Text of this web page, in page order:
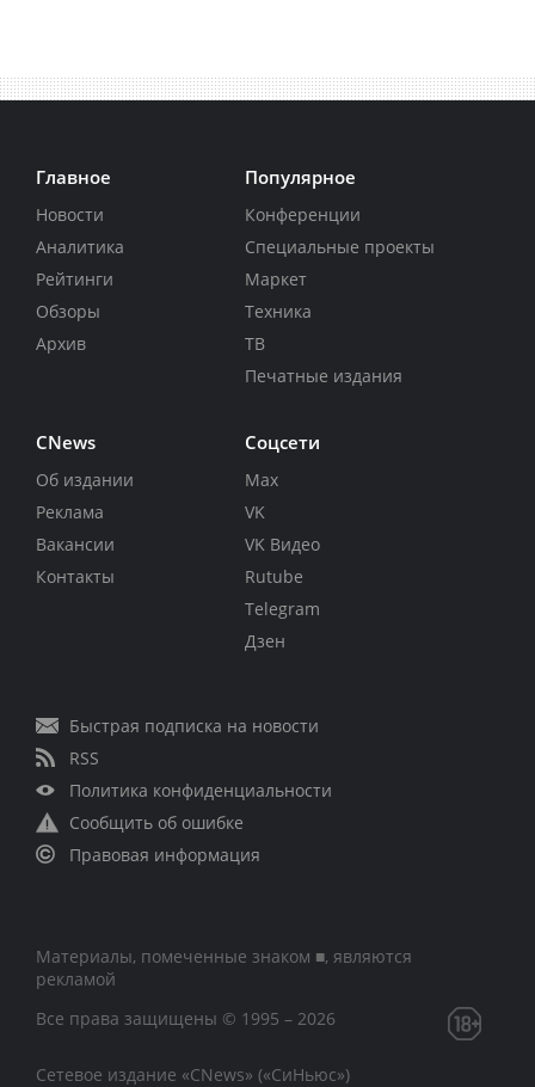
Главное
Новости
Аналитика
Рейтинги
Обзоры
Архив
Популярное
Конференции
Специальные проекты
Маркет
Техника
ТВ
Печатные издания
CNews
Об издании
Реклама
Вакансии
Контакты
Соцсети
Max
VK
VK Видео
Rutube
Telegram
Дзен
Быстрая подписка на новости
RSS
Политика конфиденциальности
Сообщить об ошибке
Правовая информация
Материалы, помеченные знаком ■, являются
рекламой
Все права защищены © 1995 – 2026
Сетевое издание «CNews» («СиНьюс»)